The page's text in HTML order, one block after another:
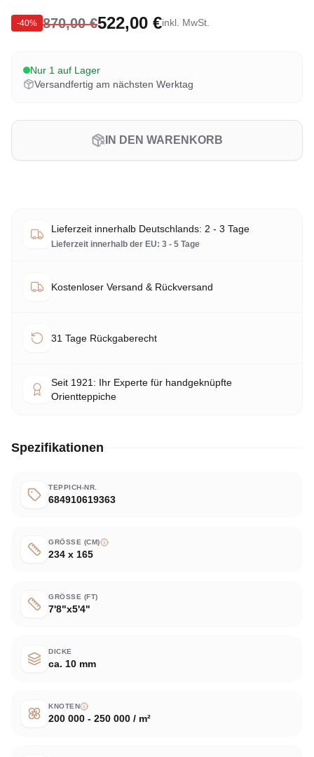
-40% 870,00 €522,00 €inkl. MwSt.
Nur 1 auf Lager
Versandfertig am nächsten Werktag
IN DEN WARENKORB
Lieferzeit innerhalb Deutschlands: 2 - 3 Tage
Lieferzeit innerhalb der EU: 3 - 5 Tage
Kostenloser Versand & Rückversand
31 Tage Rückgaberecht
Seit 1921: Ihr Experte für handgeknüpfte
Orientteppiche
Spezifikationen
TEPPICH-NR.
684910619363
GRÖSSE (CM)
234 x 165
GRÖSSE (FT)
7'8"x5'4"
DICKE
ca. 10 mm
KNOTEN
200 000 - 250 000 / m²